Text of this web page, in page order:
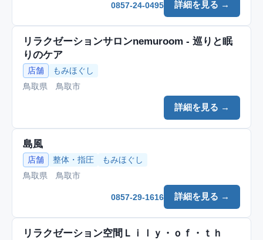
詳細を見る →
0857-24-0495
リラクゼーションサロンnemuroom - 巡りと眠
りのケア
店舗
もみほぐし
鳥取県 鳥取市
詳細を見る →
島風
店舗 整体・指圧
もみほぐし
鳥取県 鳥取市
詳細を見る →
0857-29-1616
リラクゼーション空間Ｌｉｌｙ・ｏｆ・ｔｈ